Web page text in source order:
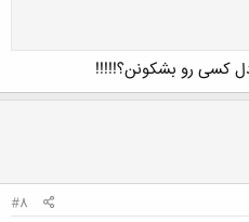
باز شود...
دل کسی رو بشکونن؟!!!!!
#8